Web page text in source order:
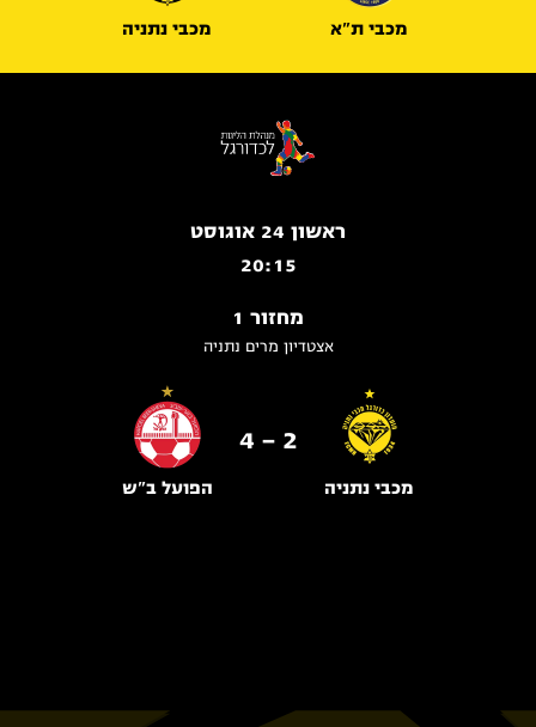
מכבי ת"א מכבי נתניה
ראשון 24 אוגוסט
20:15
מחזור 1
אצטדיון מרים נתניה
מכבי נתניה
2 - 4
הפועל ב"ש